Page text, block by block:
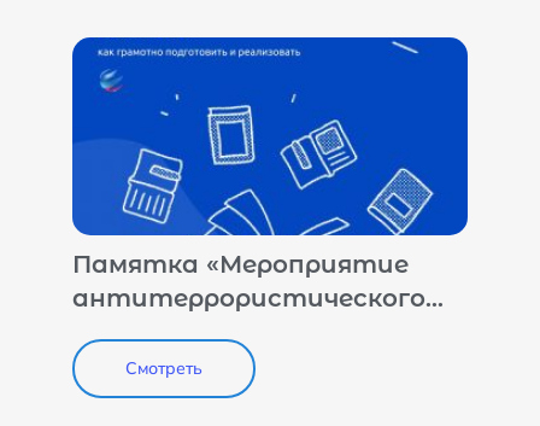
Памятка «Мероприятие
антитеррористического
характера. Как его
грамотно подготовить и
реализовать?»
Смотреть